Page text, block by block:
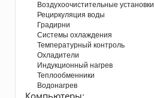
Воздухоочистительные установки
Рециркуляция воды
Градирни
Системы охлаждения
Температурный контроль
Охладители
Индукционный нагрев
Теплообменники
Водонагрев
Компьютеры: